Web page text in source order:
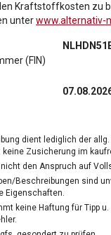
Kraftstoffkosten zu
unterwww.alternativ-
(FIN)
dient lediglich der
Zusicherung im
nicht den Anspruch auf
Beschreibungen sind
Eigenschaften.
keine Haftung für Tipp u.